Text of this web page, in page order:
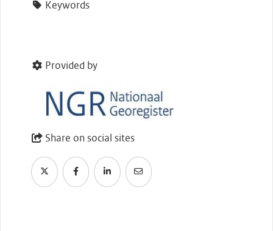
Keywords
Provided by
Share on social sites